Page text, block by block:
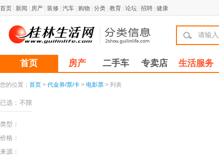
首页 新闻 房产 装修 汽车 购物 分类 教育 论坛 招聘 健康
首页 房产 二手车 专卖店 生活服务
您的位置： 首页 > 代金券/票/卡 > 电影票 > 列表
已选： 不限
类型：
价格：
来源：